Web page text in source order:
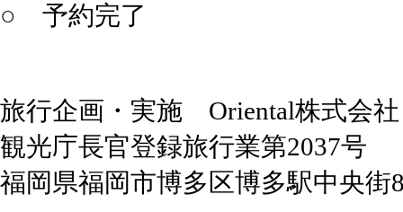
○ 予約完了
旅行企画・実施 Oriental株式会社
観光庁長官登録旅行業第2037号
福岡県福岡市博多区博多駅中央街